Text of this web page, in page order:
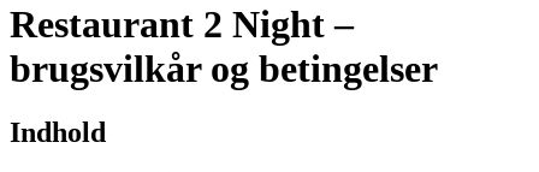
Restaurant 2 Night –
brugsvilkår og betingelser
Indhold